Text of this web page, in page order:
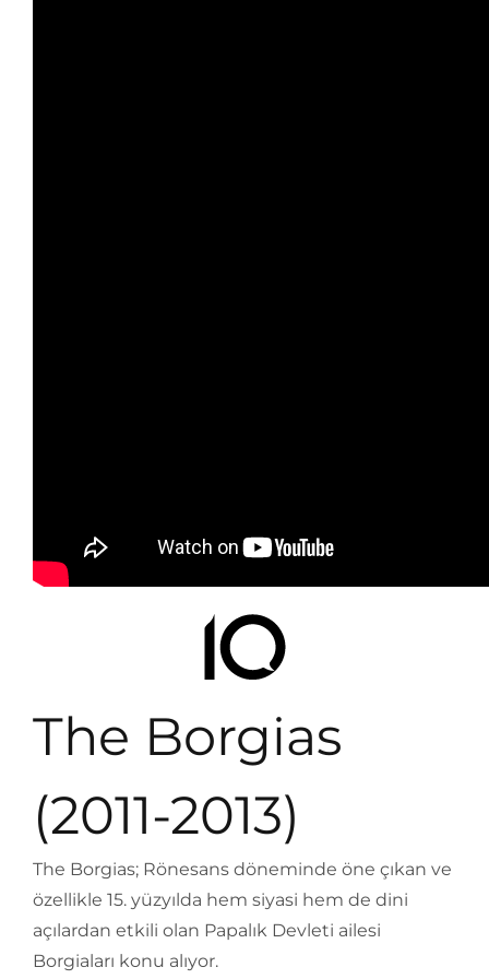
The Borgias
(2011-2013)
The Borgias; Rönesans döneminde öne çıkan ve
özellikle 15. yüzyılda hem siyasi hem de dini
açılardan etkili olan Papalık Devleti ailesi
Borgiaları konu alıyor.